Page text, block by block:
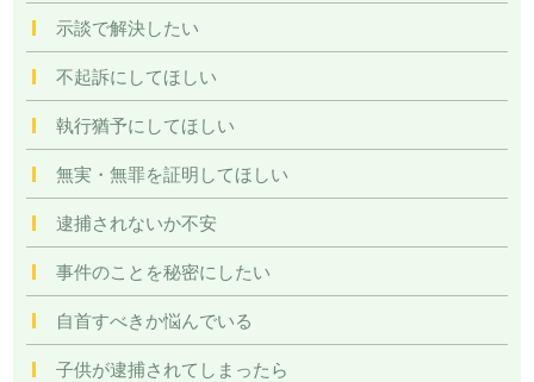
示談で解決したい
不起訴にしてほしい
執行猶予にしてほしい
無実・無罪を証明してほしい
逮捕されないか不安
事件のことを秘密にしたい
自首すべきか悩んでいる
子供が逮捕されてしまったら